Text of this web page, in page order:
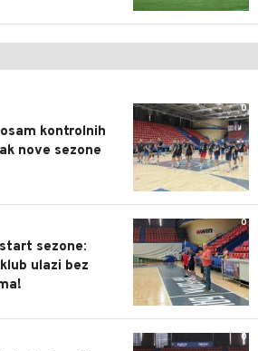
0
kontrolnih
nove sezone
0
sezone:
ulazi bez
0